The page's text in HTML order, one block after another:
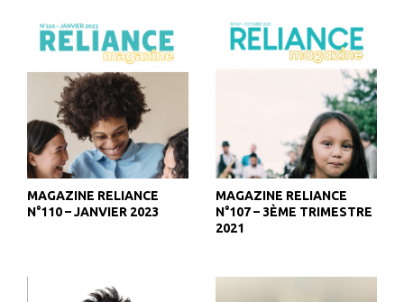
MAGAZINE RELIANCE
N°110 – JANVIER 2023
MAGAZINE RELIANCE
N°107 – 3ÈME TRIMESTRE
2021